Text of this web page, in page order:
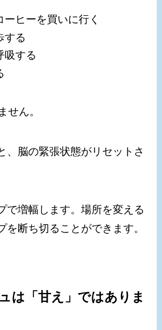
ーヒーを買いに行く
する
吸する
せん。
、脳の緊張状態がリセットさ
で増幅します。場所を変える
を断ち切ることができます。
は「甘え」ではありま